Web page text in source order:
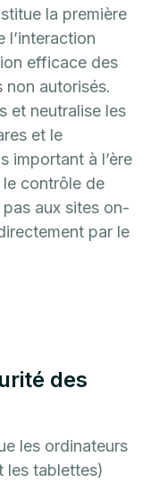
la première
l’interaction
efficace des
non autorisés.
et neutralise les
et le
important à l’ère
contrôle de
pas aux sites on-
par le
des
les ordinateurs
les tablettes)